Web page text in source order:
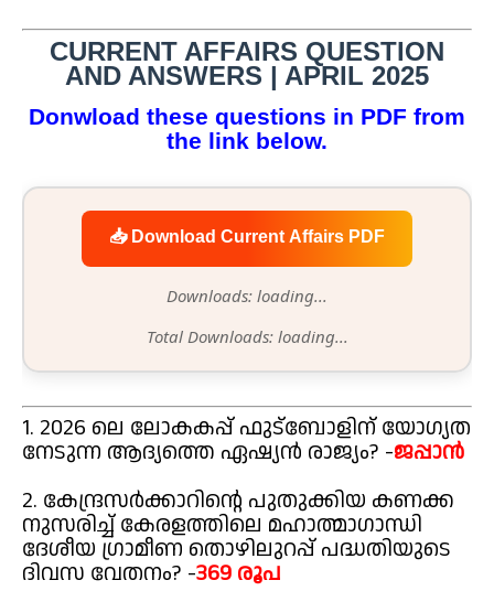
CURRENT AFFAIRS QUESTION
AND ANSWERS | APRIL 2025
Donwload these questions in PDF from
the link below.
📥 Download Current Affairs PDF
Downloads: loading...
Total Downloads: loading...
1. 2026 ലെ ലോകകപ്പ് ഫുട്ബോളിന് യോഗ്യത
നേടുന്ന ആദ്യത്തെ ഏഷ്യൻ രാജ്യം? -ജപ്പാൻ
2. കേന്ദ്രസർക്കാറിന്റെ പുതുക്കിയ കണക്ക
നുസരിച്ച് കേരളത്തിലെ മഹാത്മാഗാന്ധി
ദേശീയ ഗ്രാമീണ തൊഴിലുറപ്പ് പദ്ധതിയുടെ
ദിവസ വേതനം? -369 രൂപ